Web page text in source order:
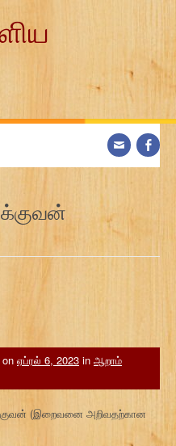
on ஏப்ரல் 6, 2023 in ஆறாம்
(இறைவனை அறிவதற்கான